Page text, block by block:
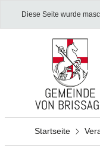
Diese Seite wurde
GEMEINDE
VON
Startseite